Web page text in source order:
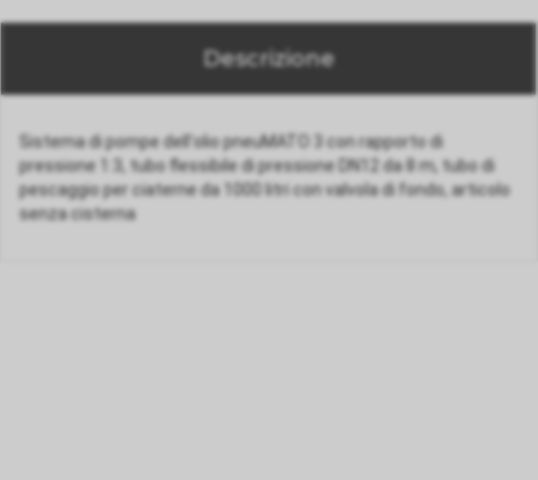
Descrizione
Sistema di pompe dell'olio pneuMATO 3 con rapporto di
pressione 1:3, tubo flessibile di pressione DN12 da 8 m, tubo di
pescaggio per ciaterne da 1000 litri con valvola di fondo, articolo
senza cisterna